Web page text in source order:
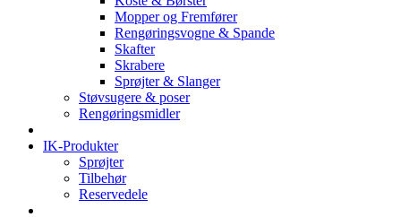
Mopper og Fremfører
Rengøringsvogne & Spande
Skafter
Skrabere
Sprøjter & Slanger
Støvsugere & poser
Rengøringsmidler
IK-Produkter
Sprøjter
Tilbehør
Reservedele